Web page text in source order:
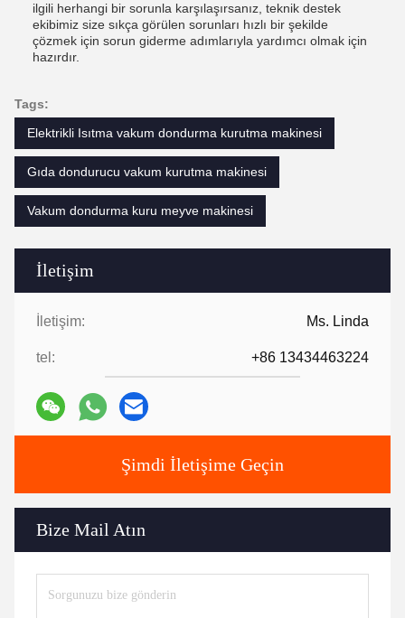
İletişim
İletişim: Ms. Linda
tel: +86 13434463224
Şimdi İletişime Geçin
Bize Mail Atın
ilgili herhangi bir sorunla karşılaşırsanız, teknik destek
ekibimiz size sıkça görülen sorunları hızlı bir şekilde
çözmek için sorun giderme adımlarıyla yardımcı olmak için
hazırdır.
Tags:
Elektrikli Isıtma vakum dondurma kurutma makinesi
Gıda dondurucu vakum kurutma makinesi
Vakum dondurma kuru meyve makinesi